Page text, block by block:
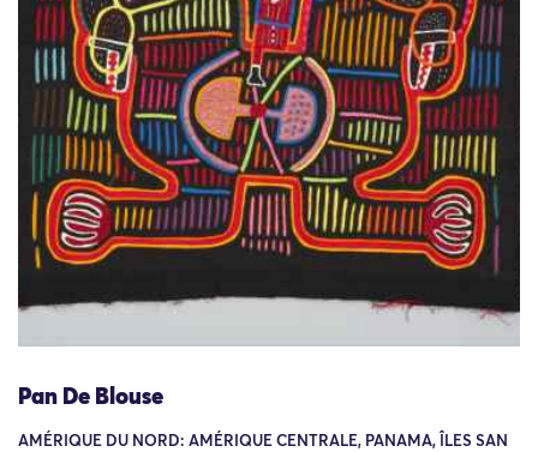
Pan De Blouse
AMÉRIQUE DU NORD: AMÉRIQUE CENTRALE, PANAMA, ÎLES SAN